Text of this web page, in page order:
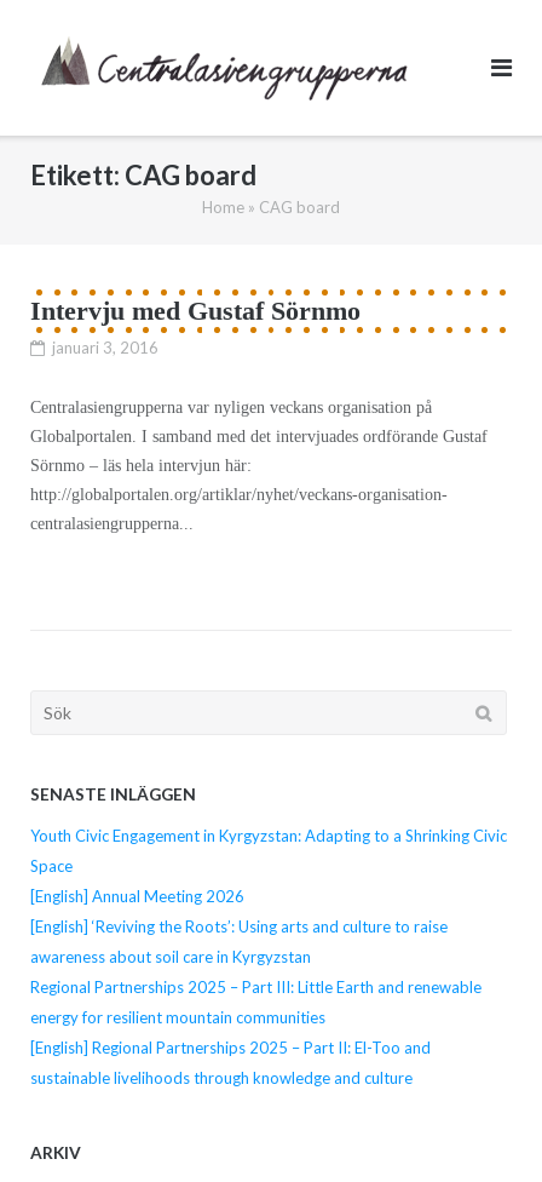
content
Etikett: CAG board
Home » CAG board
Intervju med Gustaf Sörnmo
januari 3, 2016
Centralasiengrupperna var nyligen veckans organisation på
Globalportalen. I samband med det intervjuades ordförande Gustaf
Sörnmo – läs hela intervjun här:
http://globalportalen.org/artiklar/nyhet/veckans-organisation-
centralasiengrupperna...
Söka
SENASTE INLÄGGEN
Youth Civic Engagement in Kyrgyzstan: Adapting to a Shrinking Civic
Space
[English] Annual Meeting 2026
[English] ‘Reviving the Roots’: Using arts and culture to raise
awareness about soil care in Kyrgyzstan
Regional Partnerships 2025 – Part III: Little Earth and renewable
energy for resilient mountain communities
[English] Regional Partnerships 2025 – Part II: El-Too and
sustainable livelihoods through knowledge and culture
ARKIV